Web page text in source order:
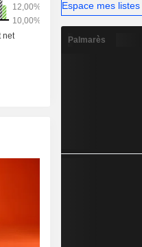
Espace mes listes
Palmarès